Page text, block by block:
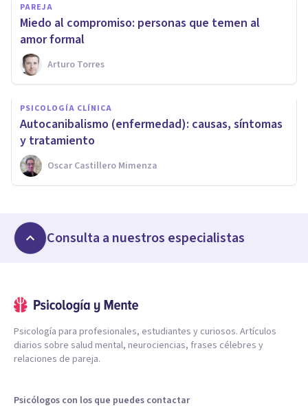
PAREJA
Miedo al compromiso: personas que temen al
amor formal
Arturo Torres
PSICOLOGÍA CLÍNICA
​Autocanibalismo (enfermedad): causas, síntomas
y tratamiento
Oscar Castillero Mimenza
Consulta a nuestros especialistas
Psicología para profesionales, estudiantes y curiosos. Artículos
diarios sobre salud mental, neurociencias, frases célebres y
relaciones de pareja.
Psicólogos con los que puedes contactar